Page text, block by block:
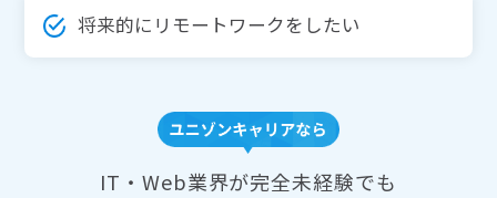
将来的にリモートワークをしたい
IT・Web業界が完全未経験でも